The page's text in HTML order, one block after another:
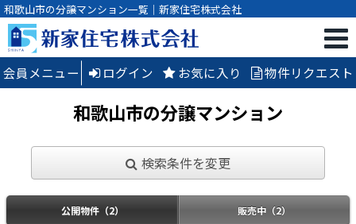
和歌山市の分譲マンション一覧｜新家住宅株式会社
会員メニュー ログイン お気に入り 物件リクエスト
和歌山市の分譲マンション
検索条件を変更
公開物件（2） 販売中（2）